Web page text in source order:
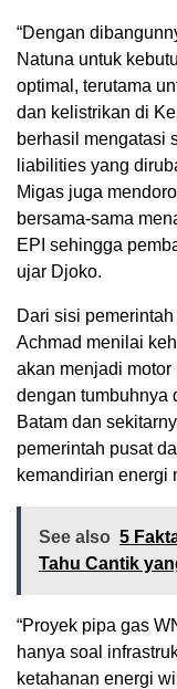
“Dengan
Natuna untuk
optimal, terutama
dan kelistrikan di
berhasil mengatasi
liabilities yang
Migas juga
bersama-sama
EPI sehingga
ujar Djoko.
Dari sisi
Achmad menilai
akan menjadi
dengan tumbuhnya
Batam dan
pemerintah pusat
kemandirian energi
See also 5
Tahu Cantik
“Proyek pipa gas
hanya soal
ketahanan energi